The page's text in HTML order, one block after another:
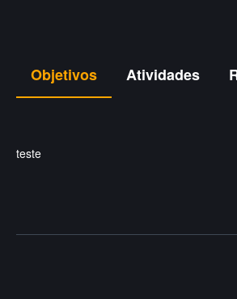
Objetivos Atividades
teste